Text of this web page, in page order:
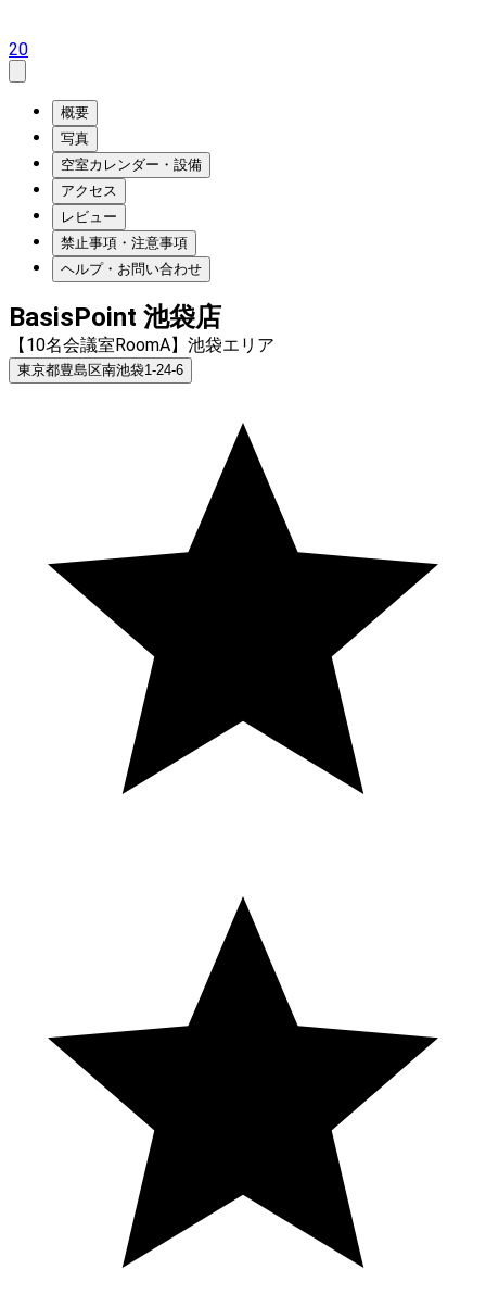
20
概要
写真
空室カレンダー・設備
アクセス
レビュー
禁止事項・注意事項
ヘルプ・お問い合わせ
BasisPoint 池袋店
【10名会議室RoomA】池袋エリア
東京都豊島区南池袋1-24-6